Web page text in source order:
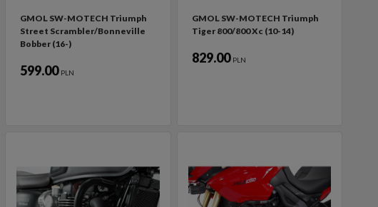
GMOL SW-MOTECH Triumph
Street Scrambler/Bonneville
Bobber (16-)
599.00 PLN
GMOL SW-MOTECH Triumph
Tiger 800/800 Xc (10-14)
829.00 PLN